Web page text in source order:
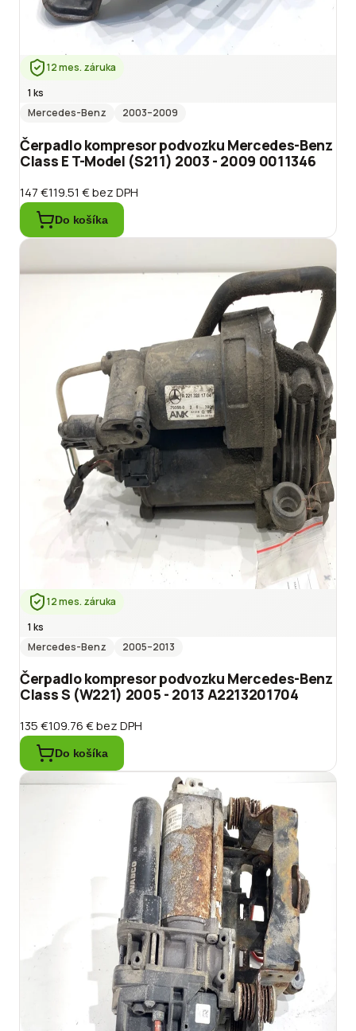
12 mes. záruka
1 ks
Mercedes-Benz
2003–2009
Čerpadlo kompresor podvozku Mercedes-Benz
Class E T-Model (S211) 2003 - 2009 0011346
147 €119.51 €bez DPH
Do košíka
12 mes. záruka
1 ks
Mercedes-Benz
2005–2013
Čerpadlo kompresor podvozku Mercedes-Benz
Class S (W221) 2005 - 2013 A2213201704
135 €109.76 €bez DPH
Do košíka